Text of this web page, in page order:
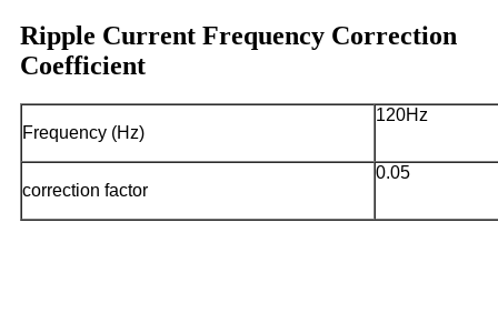
Ripple Current Frequency Correction
Coefficient
Frequency (Hz)
120Hz
correction factor
0.05